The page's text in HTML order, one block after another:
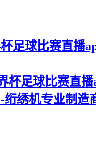
足球比赛直播